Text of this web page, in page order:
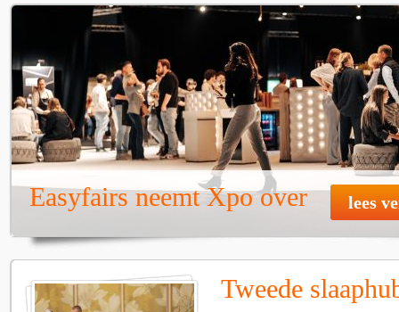
Easyfairs neemt Xpo over lees
Tweede